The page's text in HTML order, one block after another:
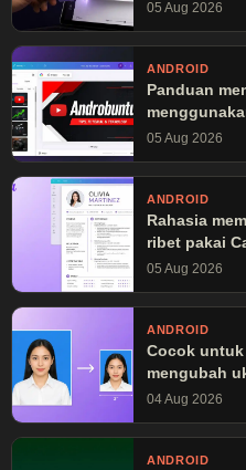
05 Aug 2026
ANDROID
Panduan
05 Aug 2026
ANDROID
Rahasia
ribet pakai
05 Aug 2026
ANDROID
Cocok untuk
mengubah
Canva
04 Aug 2026
ANDROID